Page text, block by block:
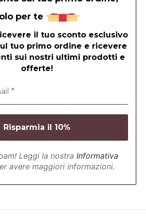
per te
il tuo sconto esclusivo
tuo primo ordine e ricevere
sui nostri ultimi prodotti e
offerte!
Leggi la nostra Informativa
avere maggiori informazioni.